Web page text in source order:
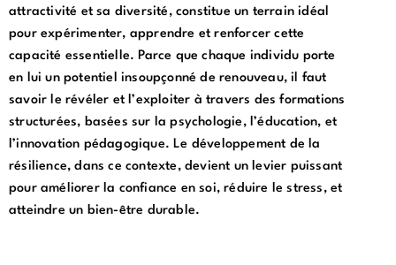
attractivité et sa diversité, constitue un terrain idéal
pour expérimenter, apprendre et renforcer cette
capacité essentielle. Parce que chaque individu porte
en lui un potentiel insoupçonné de renouveau, il faut
savoir le révéler et l’exploiter à travers des formations
structurées, basées sur la psychologie, l’éducation, et
l’innovation pédagogique. Le développement de la
résilience, dans ce contexte, devient un levier puissant
pour améliorer la confiance en soi, réduire le stress, et
atteindre un bien-être durable.